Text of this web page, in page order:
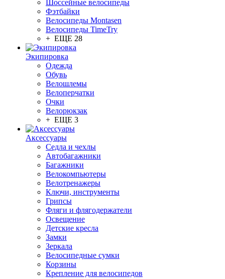
Шоссейные велосипеды
Фэтбайки
Велосипеды Montasen
Велосипеды TimeTry
+ ЕЩЕ 28
Экипировка
Одежда
Обувь
Велошлемы
Велоперчатки
Очки
Велорюкзак
+ ЕЩЕ 3
Аксессуары
Седла и чехлы
Автобагажники
Багажники
Велокомпьютеры
Велотренажеры
Ключи, инструменты
Грипсы
Фляги и флягодержатели
Освещение
Детские кресла
Замки
Зеркала
Велосипедные сумки
Корзины
Крепление для велосипедов